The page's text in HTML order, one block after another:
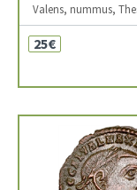
Valens, nummus,
25€